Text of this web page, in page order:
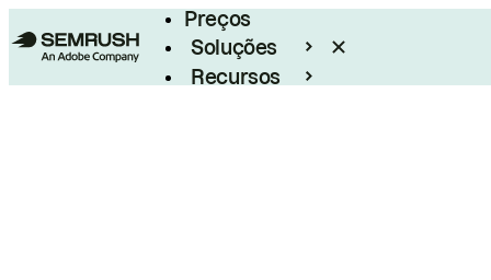
Preços
Soluções
Recursos